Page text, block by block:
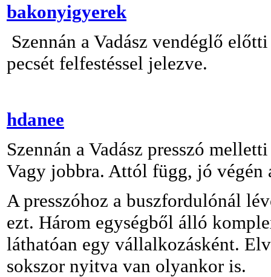
bakonyigyerek
Szennán a Vadász vendéglő
pecsét felfestéssel jelezve.
hdanee
Szennán a Vadász presszó
Vagy jobbra. Attól függ, jó végén
A presszóhoz a buszfordulónál
ezt. Három egységből álló
láthatóan egy vállalkozásként.
sokszor nyitva van olyankor is.